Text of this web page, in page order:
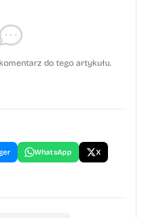
do tego artykułu.
WhatsApp X